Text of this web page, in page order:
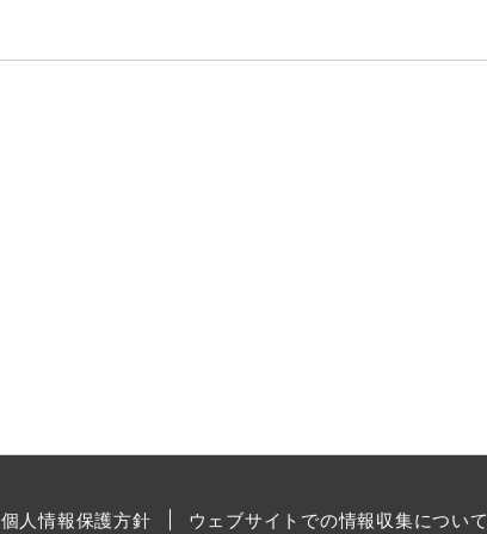
個人情報保護方針 ウェブサイトでの情報収集について